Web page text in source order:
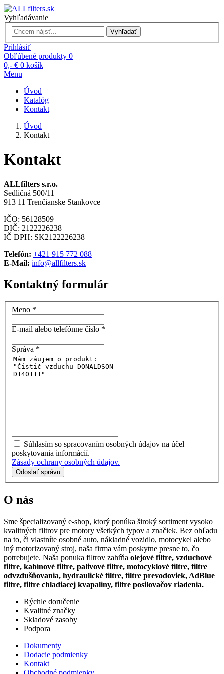
Vyhľadávanie
Vyhľadať
Prihlásiť
Obľúbené produkty 0
0,- € 0 košík
Menu
Úvod
Katalóg
Kontakt
Úvod
Kontakt
Kontakt
ALLfilters s.r.o.
Sedličná 500/11
913 11 Trenčianske Stankovce
IČO: 56128509
DIČ: 2122226238
IČ DPH: SK2122226238
Telefón: +421 915 772 088
E-Mail: info@allfilters.sk
Kontaktný formulár
Meno *
E-mail alebo telefónne číslo *
Správa *
Súhlasím so spracovaním osobných údajov na účel
poskytovania informácií.
Zásady ochrany osobných údajov.
Odoslať správu
O nás
Sme špecializovaný e-shop, ktorý ponúka široký sortiment vysoko
kvalitných filtrov pre motory všetkých typov a značiek. Bez ohľadu
na to, či vlastníte osobné auto, nákladné vozidlo, motocykel alebo
iný motorizovaný stroj, naša firma vám poskytne presne to, čo
potrebujete. Naša ponuka filtrov zahŕňa olejové filtre, vzduchové
filtre, kabínové filtre, palivové filtre, motocyklové filtre, filtre
odvzdušňovania, hydraulické filtre, filtre prevodoviek, AdBlue
filtre, filtre chladiacej kvapaliny, filtre posilovačov riadenia.
Rýchle doručenie
Kvalitné značky
Skladové zasoby
Podpora
Dokumenty
Dodacie podmienky
Kontakt